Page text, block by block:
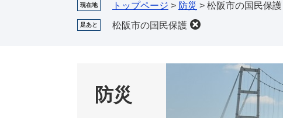
現在地 トップページ > 防災 > 松阪市の国民保護
足あと 松阪市の国民保護
防災